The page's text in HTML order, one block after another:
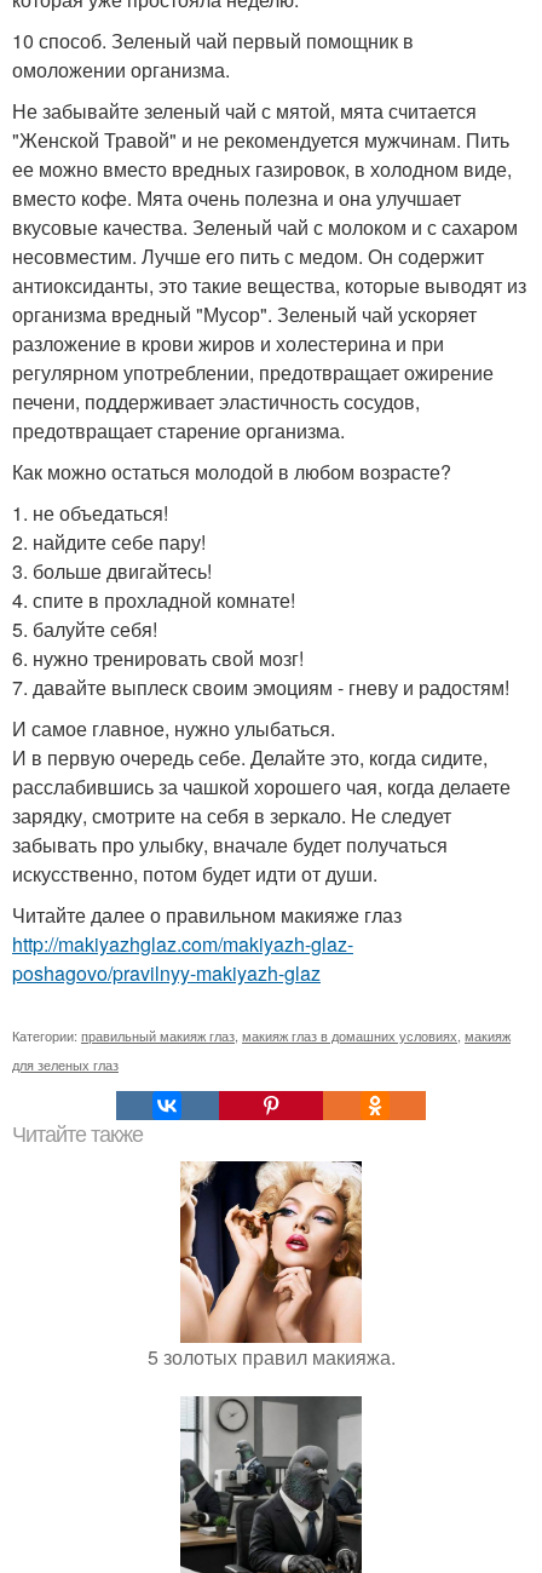
10 способ. Зеленый чай первый помощник в
омоложении организма.
Не забывайте зеленый чай с мятой, мята считается
"Женской Травой" и не рекомендуется мужчинам. Пить
ее можно вместо вредных газировок, в холодном виде,
вместо кофе. Мята очень полезна и она улучшает
вкусовые качества. Зеленый чай с молоком и с сахаром
несовместим. Лучше его пить с медом. Он содержит
антиоксиданты, это такие вещества, которые выводят из
организма вредный "Мусор". Зеленый чай ускоряет
разложение в крови жиров и холестерина и при
регулярном употреблении, предотвращает ожирение
печени, поддерживает эластичность сосудов,
предотвращает старение организма.
Как можно остаться молодой в любом возрасте?
1. не объедаться!
2. найдите себе пару!
3. больше двигайтесь!
4. спите в прохладной комнате!
5. балуйте себя!
6. нужно тренировать свой мозг!
7. давайте выплеск своим эмоциям - гневу и радостям!
И самое главное, нужно улыбаться.
И в первую очередь себе. Делайте это, когда сидите,
расслабившись за чашкой хорошего чая, когда делаете
зарядку, смотрите на себя в зеркало. Не следует
забывать про улыбку, вначале будет получаться
искусственно, потом будет идти от души.
Читайте далее о правильном макияже глаз
http://makiyazhglaz.com/makiyazh-glaz-
poshagovo/pravilnyy-makiyazh-glaz
Категории: правильный макияж глаз, макияж глаз в домашних условиях, макияж
для зеленых глаз
Читайте также
5 золотых правил макияжа.